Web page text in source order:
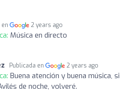
en 2 years ago
Música en directo
Publicada en 2 years ago
Buena atención y buena música, si
de noche, volveré.